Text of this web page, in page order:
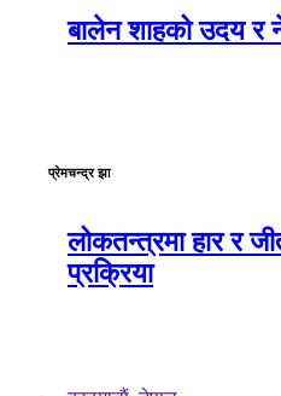
बालेन शाहको उदय र
प्रेमचन्द्र झा
लोकतन्त्रमा हार र
प्रक्रिया